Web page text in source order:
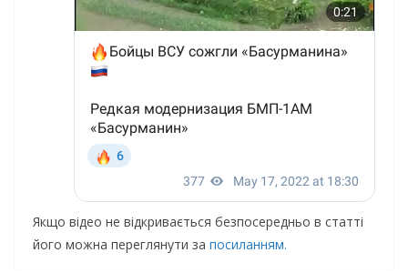
Якщо відео не відкривається безпосередньо в статті
його можна переглянути за посиланням.